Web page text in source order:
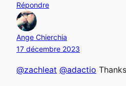
Répondre
Ange Chierchia
17 décembre 2023
@zachleat @adactio